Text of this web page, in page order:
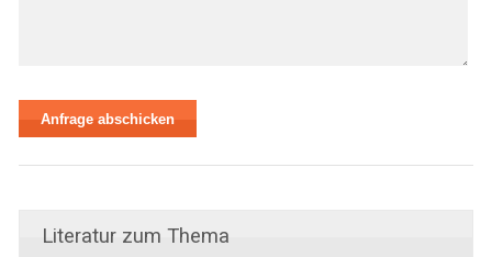
Literatur zum Thema